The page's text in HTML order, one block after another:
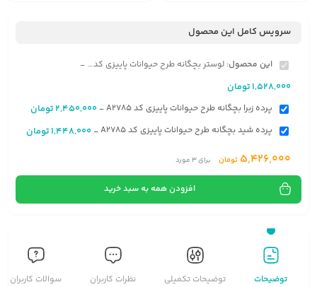
سرویس کامل این محصول
این محصول: لوستر بچگانه طرح حیوانات پاییزی کد A2785 -
1,528,000تومان
پرده زبرا بچگانه طرح حیوانات پاییزی کد A2785 -
2,450,000تومان
پرده شید بچگانه طرح حیوانات پاییزی کد A2785 -
1,448,000تومان
5,426,000 تومان برای3مورد
افزودن همه به سبد خرید
توضیحات توضیحات تکمیلی نظرات کاربران سوالات کاربران